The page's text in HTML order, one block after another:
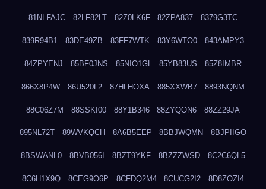
81NLFAJC 82LF82LT 82Z0LK6F 82ZPA837 8379G3TC
839R94B1 83DE49ZB 83FF7WTK 83Y6WTO0 843AMPY3
84ZPYENJ 85BF0JNS 85NIO1GL 85YB83US 85Z8IMBR
866X8P4W 86U520L2 87HLHOXA 885XXWB7 8893NQNM
88C06Z7M 88SSKI00 88Y1B346 88ZYQON6 88ZZ29JA
895NL72T 89WVKQCH 8A6B5EEP 8BBJWQMN 8BJPIIGO
8BSWANL0 8BVB056I 8BZT9YKF 8BZZZWSD 8C2C6QL5
8C6H1X9Q 8CEG9O6P 8CFDQ2M4 8CUCG2I2 8D8ZOZI4